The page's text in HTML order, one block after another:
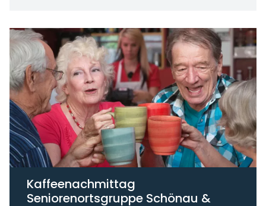
Kaffeenachmittag
Seniorenortsgruppe Schönau &